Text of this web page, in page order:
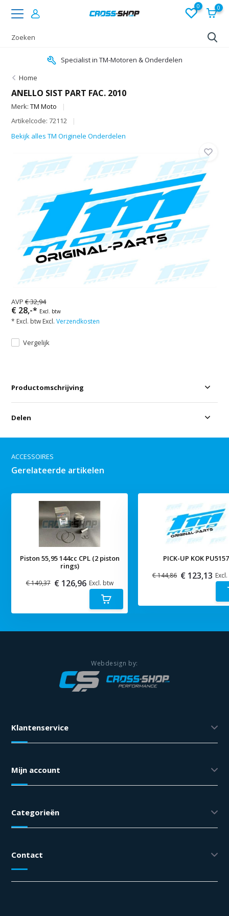
0 0
Specialist in TM-Motoren & Onderdelen
Home
ANELLO SIST PART FAC. 2010
Merk:TM Moto
Artikelcode: 72112
Bekijk alles TM Originele Onderdelen
AVP€ 32,94
€ 28,-* Excl. btw
* Excl. btw Excl.Verzendkosten
Vergelijk
Productomschrijving
Delen
ACCESSOIRES
Gerelateerde artikelen
Piston 55,95 144cc CPL (2 piston
rings)
€ 149,37 € 126,96 Excl. btw
PICK-UP KOK PU5157
€ 144,86 € 123,13
Klantenservice
Mijn account
Categorieën
Contact